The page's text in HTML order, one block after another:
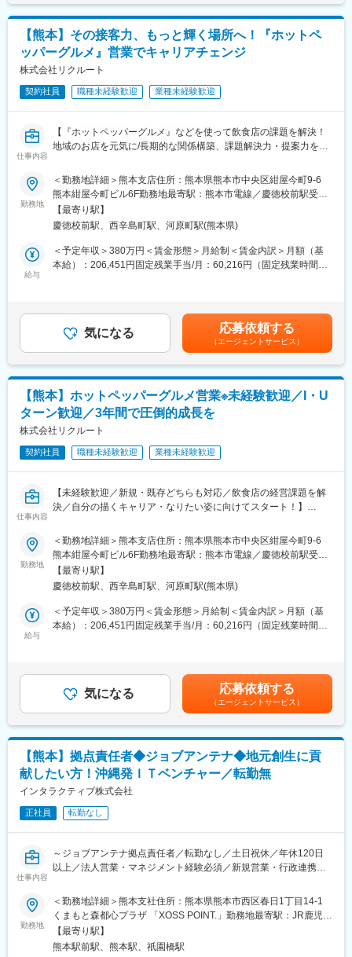
多くの未経験者を育ててきたノウハウがあるので、まずは行動し
てみる姿勢と学ぶ意欲さえあれば未経験からでもスキルを高めて
いけます。
■卒業後の進路
期間を区切り集中して自分を磨く契約社員制度（最長3年半）は、
3年で終わりではなく、3年後のスタートを見据えた働き方です。
する人もいます。
「SE社員（地域・職種限定正社員）」としてハイプレーヤーやリ
す。
変更の範囲：顧客接点職の業務一切※業務の内容は、変更すること
がある。
る経営課題や集客課題を抽出し、最適な業務支援サービスや広告
プランをします。
■仕事の流れ：
・架電による新規アポイント獲得（新規顧客開拓時のみ）
・課題ヒアリング、データ分析に基づく集客や業務・経営支援の
企画提案
・企画の実行
・効果検証・アフターフォローの実施
・美容院・美容サロンの経営課題に正面から向き合い、０から１
の価値を生み出す社会的意義の大きな仕事です！
・新規開拓はもちろん、今ない集客や利益をどう生み出すか、
日々周りと協業し、知識や経験を増やすことで他では味わえない
・営業未経験、業界未経験の方でも活躍実績が多数あります！
・顧客との距離が近く、自分が関わった仕事の成果・結果が短期
・様々な美容のシーンを通して地域の人が笑顔になったり街が活
気づくきっかけを作るお仕事です！
＼キャリアステップ／
3年間の契約社員での採用になります。3年間の契約満了者全員
に、一律100万円を支給するキャリアアップ支援金制度などがあ
り、転職支援制度なども整っています。（諸条件あり）
卒業後のキャリア：地域ブロック限定の正社員登用・他業種営業
（大手広告代理店、IT系、メーカーの営業職等）・企画マーケテ
ィング職
回)賃金はあくまでも目安の金額であり、選考を通じて上下する可
能性があります。月給(月額)は固定手当を含めた表記です。
【熊本】その接客力、もっと輝く場所へ！『ホットペ
ッパーグルメ』営業でキャリアチェンジ
株式会社リクルート
契約社員 職種未経験歓迎 業種未経験歓迎
仕事内容
【『ホットペッパーグルメ』などを使って飲食店の課題を解決！
地域のお店を元気に/長期的な関係構築、課題解決力・提案力を磨
★魅力★
「業界・職種未経験者も挑戦可能！」
飲食業界や営業職が未経験の方も、接客スキルを活かしお客様に
貢献！
切磋琢磨できる仲間と共に働くことで営業スキルを磨くことがで
きる環境！
中心とした、集客や業務・経営支援の企画提案をお任せします。
〈詳細〉
・架電による新規アポイント獲得（新規顧客開拓時のみ）
・企画の実行
・効果検証・アフターフォロー
〈一日の流れ〉
＜午前＞
・出社後、ミーティングで情報共有
・商談スキルUPのロールプ
・当日の商談準備
＜午後＞
・お客さま先を訪問し売上アップを目指す企画提案
・オフィスに戻ってデスクワーク
・翌日のスケジュール確認や日報を書いて退社
■扱うサービス
『レストランボード』：0円からカンタンに利用できる集客と接客
に効く予約台帳サービス
整業務もラクになるシフト管理サービス
■働く環境
20代・30代の若手メンバーが活躍中。中途入社は90％以上です。
多くの未経験者を育ててきたノウハウがあるので、行動してみる
姿勢と学ぶ意欲さえあれば未経験からでもスキルを高めていけま
す。
■卒業後の進路
期間を区切り集中して自分を磨く契約社員制度（最長3年半）は3
へ転職する人、企画や広報などの新たな職種にチャレンジする人
もいます。
ーダーで活躍しながら、キャリアアップに挑戦する人も多いです
変更の範囲：会社の定める業務
勤務地
＜勤務地詳細＞熊本支店住所：熊本県熊本市中央区紺屋今町9‐6
熊本紺屋今町ビル6F勤務地最寄駅：熊本市電線／慶徳校前駅受動
喫煙対策：屋内全面禁煙変更の範囲：会社の定める事業所
【最寄り駅】
慶徳校前駅、西辛島町駅、河原町駅(熊本県)
給与
＜予定年収＞380万円＜賃金形態＞月給制＜賃金内訳＞月額（基
本給）：206,451円固定残業手当/月：60,216円（固定残業時間35
～3月在籍分を6月に、支給）【年収例（1）】380万円営業職／入
社1年目 固定月給266,667円＋賞与30万円×年2回の場合【年収例
（2）】年収420万円 営業職／ 経験2年 ／月給30万円＋賞与(年二
回)賃金はあくまでも目安の金額であり、選考を通じて上下する可
能性があります。月給(月額)は固定手当を含めた表記です。
気になる 応募依頼する
（エージェントサービス）
【熊本】ホットペッパーグルメ営業※未経験歓迎／I・U
ターン歓迎／3年間で圧倒的成長を
株式会社リクルート
契約社員 職種未経験歓迎 業種未経験歓迎
仕事内容
【未経験歓迎／新規・既存どちらも対応／飲食店の経営課題を解
決／自分の描くキャリア・なりたい姿に向けてスタート！】
飲食店抱える経営課題に対して、WEBサイトと連携したデータを
元に提案を行い、店舗運営を伴走する地域の飲食業界を盛り上げ
る仕事です！
■提案商材：
（1）ホットペッパーグルメ：
「集客が安定しない」「お店の認知度が上がらない」などの集客
にしたい」などの業務課題を解決するサービスです。
します。
■仕事の流れ：
・架電による新規アポイント獲得（新規顧客開拓時のみ）
・課題ヒアリング、データ分析に基づく集客や業務・経営支援の
企画提案
・企画の実行
・効果検証・アフターフォローの実施
＼得られるスキル・成長環境／
面から向き合い、０から１の価値を生み出す社会的意義の大きな
仕事です！
・新規開拓はもちろん、今ない集客や利益をどう生み出すか、
日々周りと協業し、知識や経験を増やすことで他では味わえない
勤務地
＜勤務地詳細＞熊本支店住所：熊本県熊本市中央区紺屋今町9‐6
熊本紺屋今町ビル6F勤務地最寄駅：熊本市電線／慶徳校前駅受動
喫煙対策：屋内全面禁煙変更の範囲：会社の定める事業所
【最寄り駅】
慶徳校前駅、西辛島町駅、河原町駅(熊本県)
給与
＜予定年収＞380万円＜賃金形態＞月給制＜賃金内訳＞月額（基
本給）：206,451円固定残業手当/月：60,216円（固定残業時間35
～3月在籍分を6月に、支給）【年収例（1）】380万円営業職／入
社1年目 固定月給266,667円＋賞与30万円×年2回の場合【年収例
（2）】年収420万円 営業職／ 経験2年 ／月給30万円＋賞与(年二
回)賃金はあくまでも目安の金額であり、選考を通じて上下する可
能性があります。月給(月額)は固定手当を含めた表記です。
気になる 応募依頼する
（エージェントサービス）
【熊本】拠点責任者◆ジョブアンテナ◆地元創生に貢
献したい方！沖縄発ＩＴベンチャー／転勤無
インタラクティブ株式会社
正社員 転勤なし
仕事内容
～ジョブアンテナ拠点責任者／転勤なし／土日祝休／年休120日
以上／法人営業・マネジメント経験必須／新規営業・行政連携・
充実◎～
▼募集背景
当社は2015年に沖縄にて地域特化型の求人マッチングサービスを
スタートさせました。沖縄最大級の求人マッチングサービスとし
勤務地
＜勤務地詳細＞熊本支社住所：熊本県熊本市西区春日1丁目14-1
くまもと森都心プラザ 「XOSS POINT.」勤務地最寄駅：JR鹿児島
本線線／熊本駅受動喫煙対策：敷地内喫煙可能場所あり
【最寄り駅】
熊本駅前駅、熊本駅、祇園橋駅